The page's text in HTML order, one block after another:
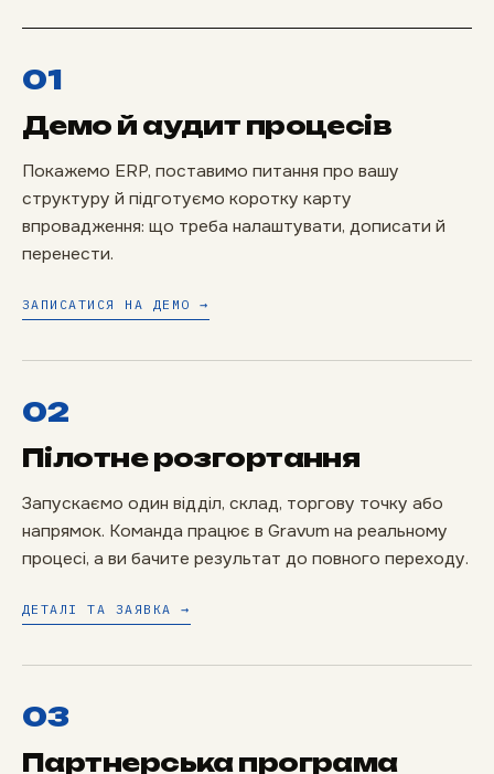
01
Демо й аудит процесів
Покажемо ERP, поставимо питання про вашу
структуру й підготуємо коротку карту
впровадження: що треба налаштувати, дописати й
перенести.
ЗАПИСАТИСЯ НА ДЕМО →
02
Пілотне розгортання
Запускаємо один відділ, склад, торгову точку або
напрямок. Команда працює в Gravum на реальному
процесі, а ви бачите результат до повного переходу.
ДЕТАЛІ ТА ЗАЯВКА →
03
Партнерська програма